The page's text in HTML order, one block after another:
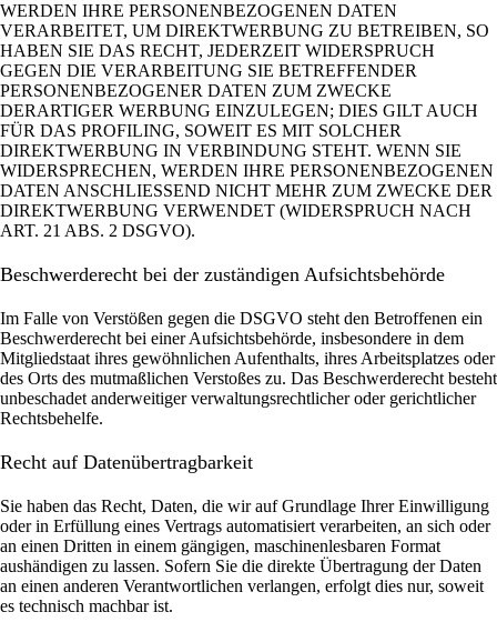
WERDEN IHRE PERSONENBEZOGENEN DATEN
VERARBEITET, UM DIREKTWERBUNG ZU BETREIBEN, SO
HABEN SIE DAS RECHT, JEDERZEIT WIDERSPRUCH
GEGEN DIE VERARBEITUNG SIE BETREFFENDER
PERSONENBEZOGENER DATEN ZUM ZWECKE
DERARTIGER WERBUNG EINZULEGEN; DIES GILT AUCH
FÜR DAS PROFILING, SOWEIT ES MIT SOLCHER
DIREKTWERBUNG IN VERBINDUNG STEHT. WENN SIE
WIDERSPRECHEN, WERDEN IHRE PERSONENBEZOGENEN
DATEN ANSCHLIESSEND NICHT MEHR ZUM ZWECKE DER
DIREKTWERBUNG VERWENDET (WIDERSPRUCH NACH
ART. 21 ABS. 2 DSGVO).
Beschwerde­recht bei der zuständigen Aufsichts­behörde
Im Falle von Verstößen gegen die DSGVO steht den Betroffenen ein
Beschwerderecht bei einer Aufsichtsbehörde, insbesondere in dem
Mitgliedstaat ihres gewöhnlichen Aufenthalts, ihres Arbeitsplatzes oder
des Orts des mutmaßlichen Verstoßes zu. Das Beschwerderecht besteht
unbeschadet anderweitiger verwaltungsrechtlicher oder gerichtlicher
Rechtsbehelfe.
Recht auf Daten­übertrag­barkeit
Sie haben das Recht, Daten, die wir auf Grundlage Ihrer Einwilligung
oder in Erfüllung eines Vertrags automatisiert verarbeiten, an sich oder
an einen Dritten in einem gängigen, maschinenlesbaren Format
aushändigen zu lassen. Sofern Sie die direkte Übertragung der Daten
an einen anderen Verantwortlichen verlangen, erfolgt dies nur, soweit
es technisch machbar ist.